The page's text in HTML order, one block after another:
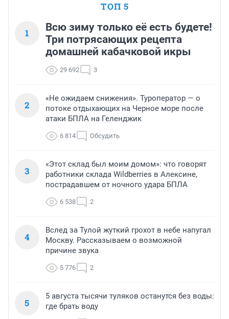
ТОП 5
1
Всю зиму только её есть будете!
Три потрясающих рецепта
домашней кабачковой икры
29 692 3
2
«Не ожидаем снижения». Туроператор — о
потоке отдыхающих на Черное море после
атаки БПЛА на Геленджик
6 814 Обсудить
3
«Этот склад был моим домом»: что говорят
работники склада Wildberries в Алексине,
пострадавшем от ночного удара БПЛА
6 538 2
4
Вслед за Тулой жуткий грохот в небе напугал
Москву. Рассказываем о возможной
причине звука
5 776 2
5
5 августа тысячи туляков останутся без воды:
где брать воду